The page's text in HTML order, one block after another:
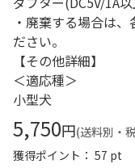
・廃棄する場合は
ださい。
【その他詳細】
＜適応種＞
小型犬
5,750円(送料別・
獲得ポイント： 57 pt